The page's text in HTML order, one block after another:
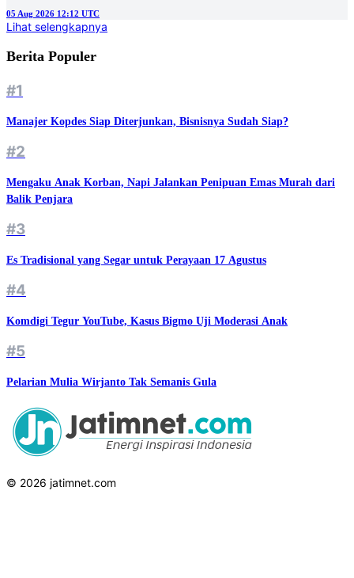
05 Aug 2026 12:12 UTC
Lihat selengkapnya
Berita Populer
#1
Manajer Kopdes Siap Diterjunkan, Bisnisnya Sudah Siap?
#2
Mengaku Anak Korban, Napi Jalankan Penipuan Emas Murah dari
Balik Penjara
#3
Es Tradisional yang Segar untuk Perayaan 17 Agustus
#4
Komdigi Tegur YouTube, Kasus Bigmo Uji Moderasi Anak
#5
Pelarian Mulia Wirjanto Tak Semanis Gula
© 2026 jatimnet.com